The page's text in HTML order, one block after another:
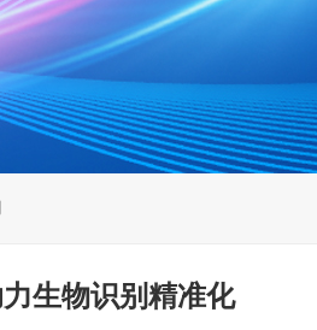
生物识别精准化